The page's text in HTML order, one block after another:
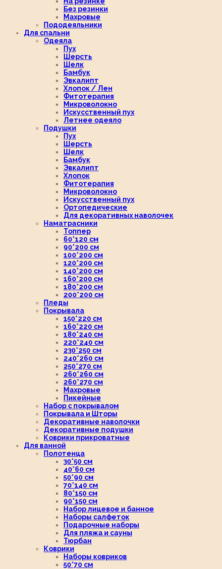
Без резинки
Махровые
Пододеяльники
Для спальни
Одеяла
Пух
Шерсть
Шелк
Бамбук
Эвкалипт
Хлопок / Лен
Фитотерапия
Микроволокно
Искусственный пух
Летнее одеяло
Подушки
Пух
Шерсть
Шелк
Бамбук
Эвкалипт
Хлопок
Фитотерапия
Микроволокно
Искусственный пух
Ортопедические
Для декоративных наволочек
Наматрасники
Топпер
60*120 см
90*200 см
100*200 см
120*200 см
140*200 см
160*200 см
180*200 см
200*200 см
Пледы
Покрывала
150*220 см
160*220 см
180*240 см
220*240 см
230*250 см
240*260 см
250*270 см
260*260 см
260*270 см
Махровые
Пикейные
Набор с покрывалом
Покрывала и Шторы
Декоративные наволочки
Декоративные подушки
Коврики прикроватные
Для ванной
Полотенца
30*50 см
40*60 см
50*90 см
70*140 см
80*150 см
90*150 см
Набор лицевое и банное
Наборы салфеток
Подарочные наборы
Для пляжа и сауны
Тюрбан
Коврики
Наборы ковриков
50*70 см